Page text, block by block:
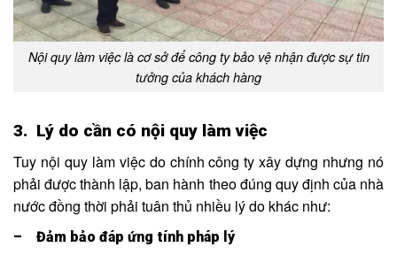
Nội quy làm việc là cơ sở để công ty bảo vệ nhận được sự tin
tưởng của khách hàng
3. Lý do cần có nội quy làm việc
Tuy nội quy làm việc do chính công ty xây dựng nhưng nó
phải được thành lập, ban hành theo đúng quy định của nhà
nước đồng thời phải tuân thủ nhiều lý do khác như:
– Đảm bảo đáp ứng tính pháp lý